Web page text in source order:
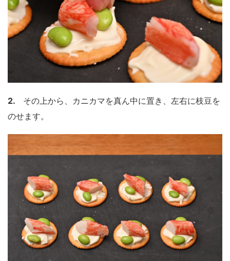
2. その上から、カニカマを真ん中に置き、左右に枝豆を
のせます。